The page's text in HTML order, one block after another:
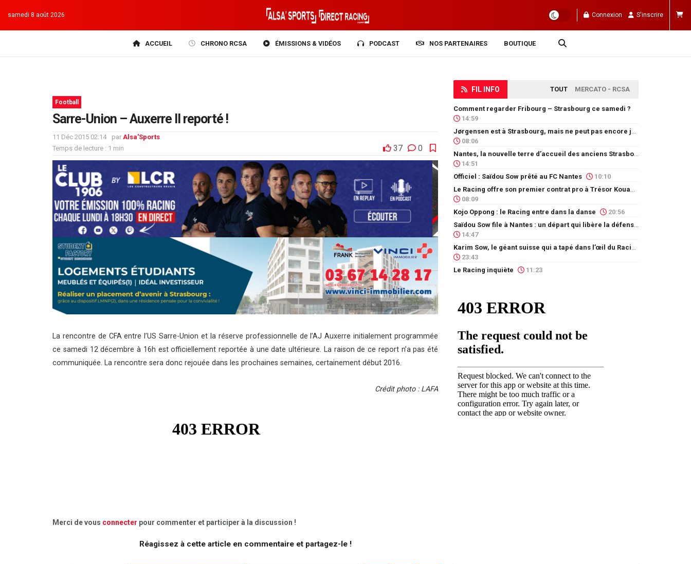
samedi 8 août 2026 Connexion S'inscrire
ACCUEIL CHRONO RCSA ÉMISSIONS & VIDÉOS PODCAST NOS PARTENAIRES BOUTIQUE
Football
Sarre-Union – Auxerre II reporté !
11 Déc 2015 02:14 par Alsa'Sports
Temps de lecture : 1 min
37 0
La rencontre de CFA entre l’US Sarre-Union et la réserve professionnelle de l’AJ Auxerre initialement programmée
ce samedi 12 décembre à 16h est officiellement reportée à une date ultérieure. La raison de ce report n’a pas été
communiquée. La rencontre sera donc rejouée dans les prochaines semaines, certainement début 2016.
Crédit photo : LAFA
Merci de vous connecter pour commenter et participer à la discussion !
Réagissez à cette article en commentaire et partagez-le !
FIL INFO TOUT MERCATO - RCSA
Comment regarder Fribourg – Strasbourg ce samedi ?
14:59
08:06
14:51
Officiel : Saïdou Sow prêté au FC Nantes
10:10
08:09
Kojo Oppong : le Racing entre dans la danse
20:56
14:47
23:43
Le Racing inquiète
11:23